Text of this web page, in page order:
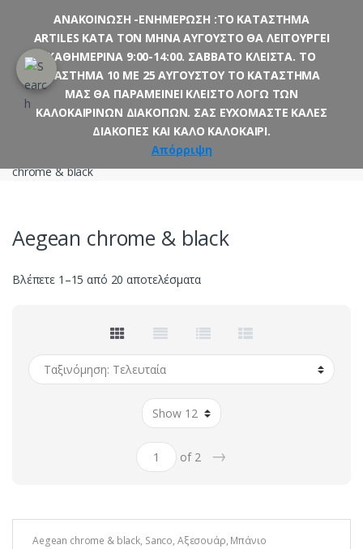
navigation
content
Μπάνιο Αξεσουάρ Sanco
chrome & black
Aegean chrome & black
Βλέπετε 1–15 από 20 αποτελέσματαSorted
of 2 →
Aegean chrome & black, Sanco, Αξεσουάρ, Μπάνιο
ΑΝΑΚΟΙΝΩΣΗ -ΕΝΗΜΕΡΩΣΗ :ΤΟ ΚΑΤΑΣΤΗΜΑ
ARTILES ΚΑΤΑ ΤΟΝ ΜΗΝΑ ΑΥΓΟΥΣΤΟ ΘΑ ΛΕΙΤΟΥΡΓΕΙ
ΚΑΘΗΜΕΡΙΝΑ 9:00-14:00. ΣΑΒΒΑΤΟ ΚΛΕΙΣΤΑ. ΤΟ
ΔΙΑΣΤΗΜΑ 10 ΜΕ 25 ΑΥΓΟΥΣΤΟΥ ΤΟ ΚΑΤΑΣΤΗΜΑ
ΜΑΣ ΘΑ ΠΑΡΑΜΕΙΝΕΙ ΚΛΕΙΣΤΟ ΛΟΓΩ ΤΩΝ
ΚΑΛΟΚΑΙΡΙΝΩΝ ΔΙΑΚΟΠΩΝ. ΣΑΣ ΕΥΧΟΜΑΣΤΕ ΚΑΛΕΣ
ΔΙΑΚΟΠΕΣ ΚΑΙ ΚΑΛΟ ΚΑΛΟΚΑΙΡΙ.
Απόρριψη